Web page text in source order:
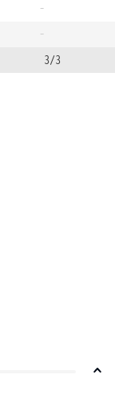
-
-
3/3